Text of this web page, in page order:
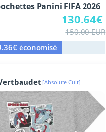
Panini FIFA 2026
130.64€
150.00 EUR
économisé
[Absolute Cult]